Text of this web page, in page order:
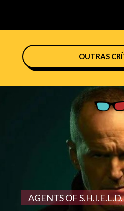
OUTRAS
AGENTS OF